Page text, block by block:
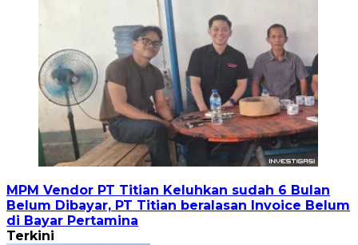
MPM Vendor PT Titian Keluhkan sudah 6 Bulan
Belum Dibayar, PT Titian beralasan Invoice Belum
di Bayar Pertamina
Terkini